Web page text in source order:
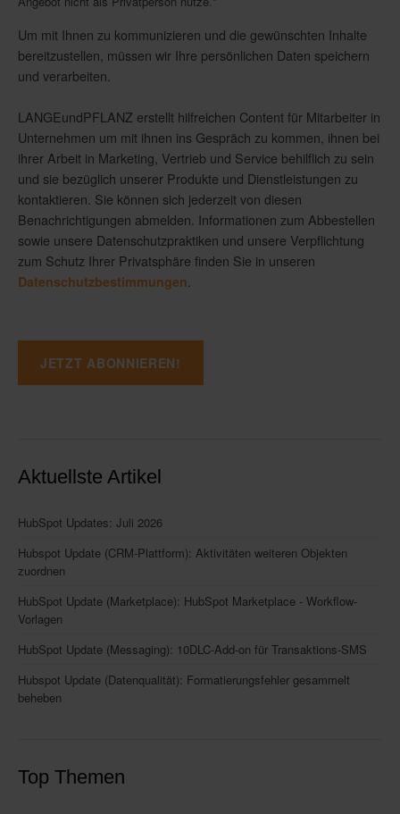
Um mit Ihnen zu kommunizieren und die gewünschten Inhalte
bereitzustellen, müssen wir Ihre persönlichen Daten speichern
und verarbeiten.
LANGEundPFLANZ erstellt hilfreichen Content für Mitarbeiter in
Unternehmen um mit ihnen ins Gespräch zu kommen, ihnen bei
ihrer Arbeit in Marketing, Vertrieb und Service behilflich zu sein
und sie bezüglich unserer Produkte und Dienstleistungen zu
kontaktieren. Sie können sich jederzeit von diesen
Benachrichtigungen abmelden. Informationen zum Abbestellen
sowie unsere Datenschutzpraktiken und unsere Verpflichtung
zum Schutz Ihrer Privatsphäre finden Sie in unseren
Datenschutzbestimmungen.
Aktuellste Artikel
HubSpot Updates: Juli 2026
Hubspot Update (CRM-Plattform): Aktivitäten weiteren Objekten
zuordnen
HubSpot Update (Marketplace): HubSpot Marketplace - Workflow-
Vorlagen
HubSpot Update (Messaging): 10DLC-Add-on für Transaktions-SMS
Hubspot Update (Datenqualität): Formatierungsfehler gesammelt
beheben
Top Themen